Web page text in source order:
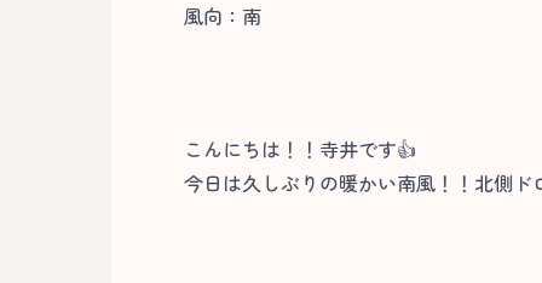
風向：南
こんにちは！！寺井です👍
今日は久しぶりの暖かい南風！！北側ド